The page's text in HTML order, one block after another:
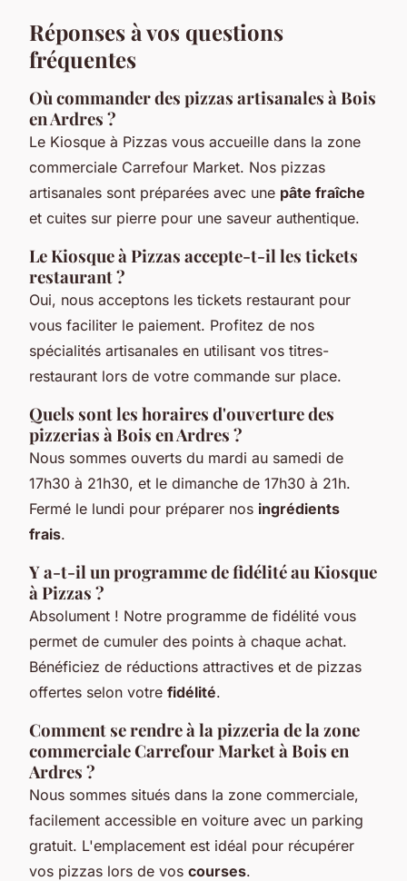
Réponses à vos questions
fréquentes
Où commander des pizzas artisanales à Bois
en Ardres ?
Le Kiosque à Pizzas vous accueille dans la zone
commerciale Carrefour Market. Nos pizzas
artisanales sont préparées avec une pâte fraîche
et cuites sur pierre pour une saveur authentique.
Le Kiosque à Pizzas accepte-t-il les tickets
restaurant ?
Oui, nous acceptons les tickets restaurant pour
vous faciliter le paiement. Profitez de nos
spécialités artisanales en utilisant vos titres-
restaurant lors de votre commande sur place.
Quels sont les horaires d'ouverture des
pizzerias à Bois en Ardres ?
Nous sommes ouverts du mardi au samedi de
17h30 à 21h30, et le dimanche de 17h30 à 21h.
Fermé le lundi pour préparer nos ingrédients
frais.
Y a-t-il un programme de fidélité au Kiosque
à Pizzas ?
Absolument ! Notre programme de fidélité vous
permet de cumuler des points à chaque achat.
Bénéficiez de réductions attractives et de pizzas
offertes selon votre fidélité.
Comment se rendre à la pizzeria de la zone
commerciale Carrefour Market à Bois en
Ardres ?
Nous sommes situés dans la zone commerciale,
facilement accessible en voiture avec un parking
gratuit. L'emplacement est idéal pour récupérer
vos pizzas lors de vos courses.